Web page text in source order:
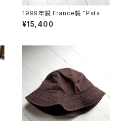
1999年製 France製 "Patago
nia" Polar cap
¥15,400